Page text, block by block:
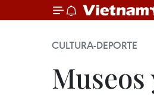
CULTURA-DEPORTE